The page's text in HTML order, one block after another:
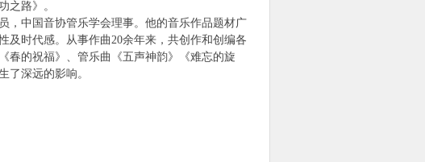
之路》。
中国音协管乐学会理事。他的音乐作品题材广
及时代感。从事作曲20余年来，共创作和创编各
春的祝福》、管乐曲《五声神韵》《难忘的旋
了深远的影响。